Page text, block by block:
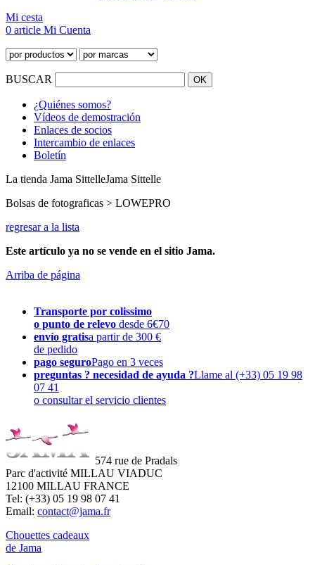
Mi cesta
0 article Mi Cuenta
BUSCAR
¿Quiénes somos?
Vídeos de demostración
Enlaces de socios
Intercambio de enlaces
Boletín
La tienda Jama SittelleJama Sittelle
Bolsas de fotograficas > LOWEPRO
regresar a la lista
Este artículo ya no se vende en el sitio Jama.
Arriba de página
Transporte por colissimo
o punto de relevo desde 6€70
envío gratisa partir de 300 €
de pedido
pago seguroPago en 3 veces
preguntas ? necesidad de ayuda ?Llame al (+33) 05 19 98
07 41
o consultar el servicio clientes
574 rue de Pradals
Parc d'activité MILLAU VIADUC
12100 MILLAU FRANCE
Tel: (+33) 05 19 98 07 41
Email: contact@jama.fr
Chouettes cadeaux
de Jama